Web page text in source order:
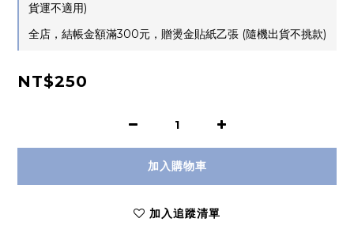
貨運不適用)
全店，結帳金額滿300元，贈燙金貼紙乙張 (隨機出貨不挑款)
NT$250
加入購物車
加入追蹤清單